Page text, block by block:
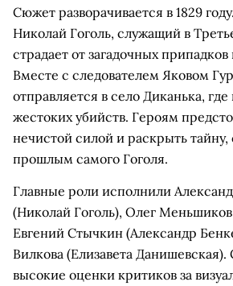
Сюжет разворачивается в 1829
Николай Гоголь, служащий в
страдает от загадочных
Вместе с следователем Яковом
отправляется в село Диканька,
жестоких убийств. Героям
нечистой силой и раскрыть тайну,
прошлым самого Гоголя.
Главные роли исполнили
(Николай Гоголь), Олег Меньшиков
Евгений Стычкин (Александр
Вилкова (Елизавета
высокие оценки критиков за